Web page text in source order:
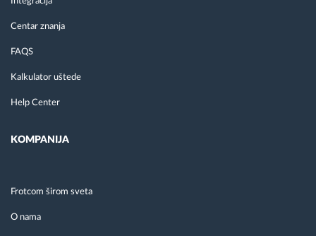
Centar znanja
FAQS
Kalkulator uštede
Help Center
KOMPANIJA
Frotcom širom sveta
O nama